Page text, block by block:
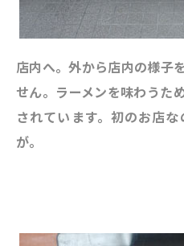
店内へ。外から店内の様子
せん。ラーメンを味わうた
されています。初のお店
が。